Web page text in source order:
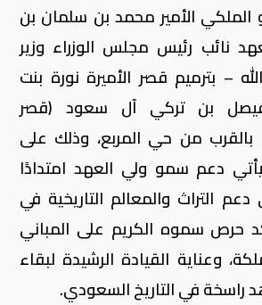
الأمير محمد بن سلمان بن
نائب رئيس مجلس الوزراء وزير
– بترميم قصر الأميرة نورة بنت
فيصل بن تركي آل سعود (قصر
بالقرب من حي المربع، وذلك على
دعم سمو ولي العهد امتدادًا
التراث والمعالم التاريخية في
حرص سموه الكريم على المباني
وعناية القيادة الرشيدة لبقاء
راسخة في التاريخ السعودي.